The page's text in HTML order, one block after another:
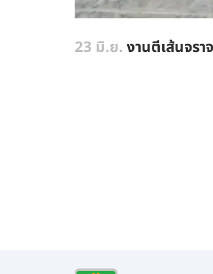
23 มิ.ย.งานตีเส้นจร